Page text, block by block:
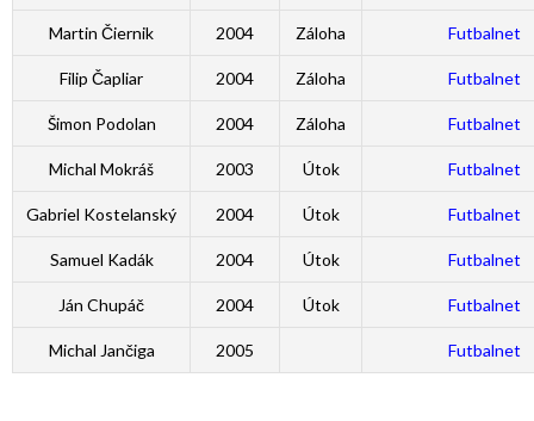
Martin Čiernik 2004 Záloha Futbalnet
Filip Čapliar 2004 Záloha Futbalnet
Šimon Podolan 2004 Záloha Futbalnet
Michal Mokráš 2003 Útok Futbalnet
Gabriel Kostelanský 2004 Útok Futbalnet
Samuel Kadák 2004 Útok Futbalnet
Ján Chupáč 2004 Útok Futbalnet
Michal Jančiga 2005 Futbalnet